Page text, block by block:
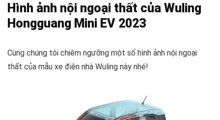
Hình ảnh nội ngoại thất của Wuling
Hongguang Mini EV 2023
Cùng chúng tôi chiêm ngưỡng một số hình ảnh nội ngoại
thất của mẫu xe điện nhà Wuling này nhé!